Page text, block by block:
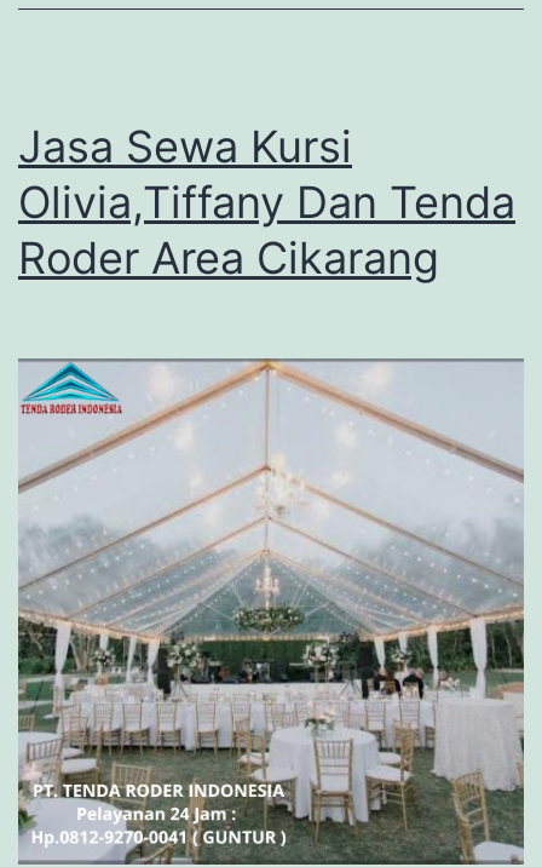
Jasa Sewa Kursi
Olivia,Tiffany Dan Tenda
Roder Area Cikarang